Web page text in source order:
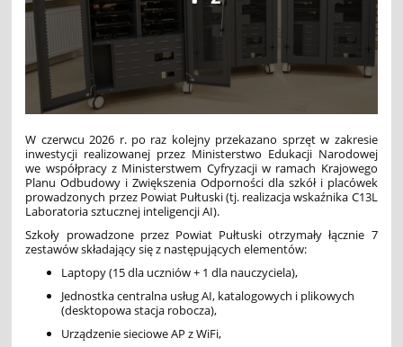
W czerwcu 2026 r. po raz kolejny przekazano sprzęt w zakresie
inwestycji realizowanej przez Ministerstwo Edukacji Narodowej
we współpracy z Ministerstwem Cyfryzacji w ramach Krajowego
Planu Odbudowy i Zwiększenia Odporności dla szkół i placówek
prowadzonych przez Powiat Pułtuski (tj. realizacja wskaźnika C13L
Laboratoria sztucznej inteligencji AI).
Szkoły prowadzone przez Powiat Pułtuski otrzymały łącznie 7
zestawów składający się z następujących elementów:
Laptopy (15 dla uczniów + 1 dla nauczyciela),
Jednostka centralna usług AI, katalogowych i plikowych
(desktopowa stacja robocza),
Urządzenie sieciowe AP z WiFi,